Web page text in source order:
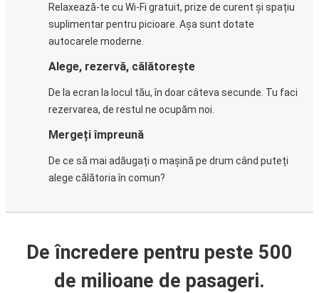
Relaxează-te cu Wi-Fi gratuit, prize de curent și spațiu
suplimentar pentru picioare. Așa sunt dotate
autocarele moderne.
Alege, rezervă, călătorește
De la ecran la locul tău, în doar câteva secunde. Tu faci
rezervarea, de restul ne ocupăm noi.
Mergeți împreună
De ce să mai adăugați o mașină pe drum când puteți
alege călătoria în comun?
De încredere pentru peste 500
de milioane de pasageri.